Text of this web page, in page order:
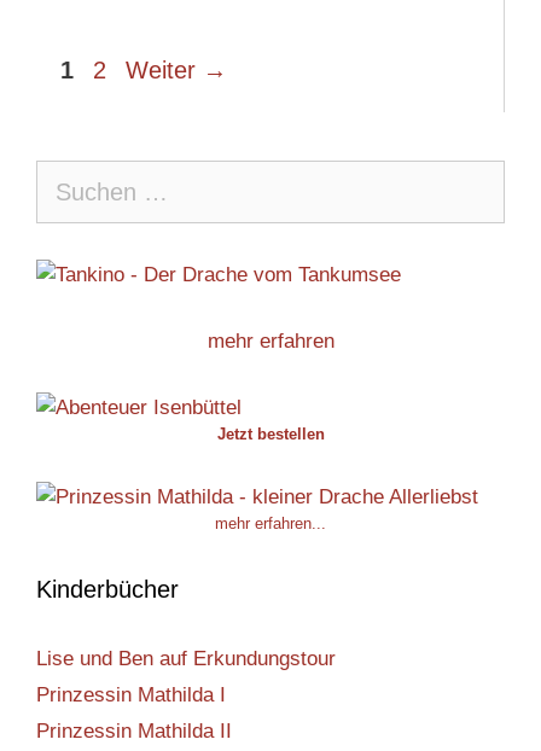
Seite
1 Seite
2 Weiter →
nach:
mehr erfahren
Jetzt bestellen
mehr erfahren...
Kinderbücher
Lise und Ben auf Erkundungstour
Prinzessin Mathilda I
Prinzessin Mathilda II